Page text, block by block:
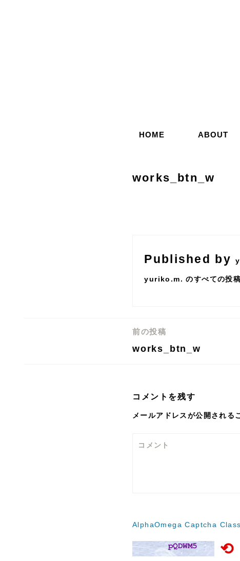
HOME ABOUT
works_btn_w
Published by
yuriko.m. のすべての投
前の投稿
works_btn_w
コメントを残す
メールアドレスが公開される
コメント
AlphaOmega Captcha
⟲